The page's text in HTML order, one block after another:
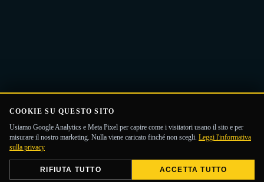
COOKIE SU QUESTO SITO
Usiamo Google Analytics e Meta Pixel per capire come i visitatori usano il sito e per
misurare il nostro marketing. Nulla viene caricato finché non scegli. Leggi l'informativa
sulla privacy
RIFIUTA TUTTO ACCETTA TUTTO